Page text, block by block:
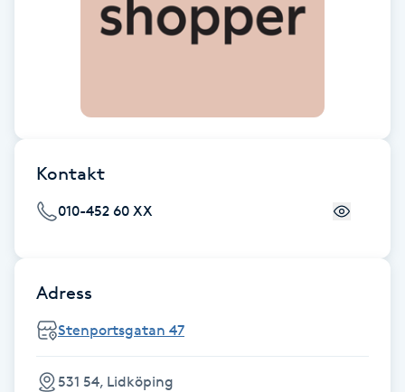
Coachning
Cryoterapi
Dermapen
Diamantslipning
Kontakt
010-452 60 XX
Adress
Stenportsgatan 47
531 54, Lidköping